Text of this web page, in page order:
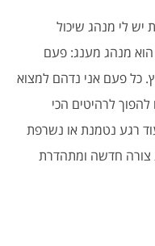
יש לי מנהג שיכול
הוא מנהג מענג: פעם
כל פעם אני נדהם למצוא
לרהיטים הכי
רגע נטמנת או נשרפת
צורה חדשה ומתהדרת